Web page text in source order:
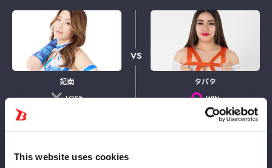
This website uses cookies
妃南
LOSE
VS
タバタ
WIN